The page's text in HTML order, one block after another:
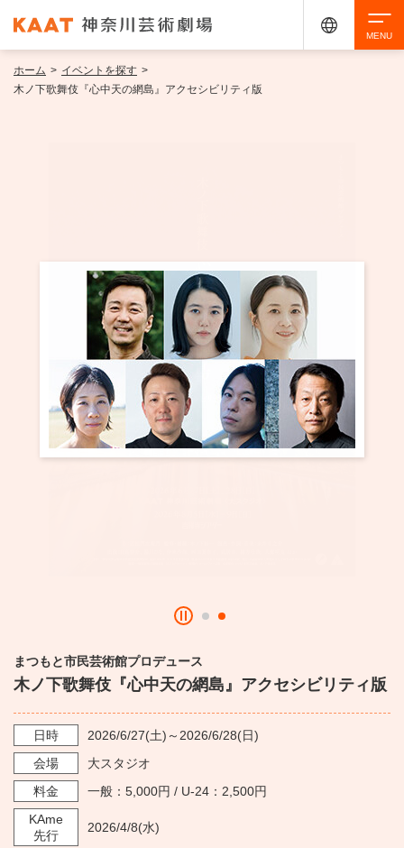
・ イベント一覧
・ イベントカレンダー
ご来場案内
・ 館内サービス・アクセシビリティ
・ フロアマップ
・ レストラン/カフェ
施設を借りる
KAATについて
・ レストラン/カフェ
ホーム > イベントを探す >
木ノ下歌舞伎『心中天の網島』アクセシビリティ版
まつもと市民芸術館プロデュース
木ノ下歌舞伎『心中天の網島』アクセシビリティ版
日時 2026/6/27(土)～ 2026/6/28(日)
会場
大スタジオ
料金
一般：5,000円 / U-24：2,500円
KAme
先行
2026/4/8(水)